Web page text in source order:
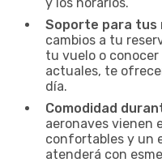
Soporte para tus
cambios a tu
tu vuelo o
actuales, te
día.
Comodidad
aeronaves vienen
confortables y un
atenderá con